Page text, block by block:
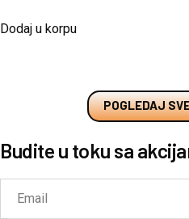
Dodaj u korpu
POGLEDAJ
Budite u toku sa